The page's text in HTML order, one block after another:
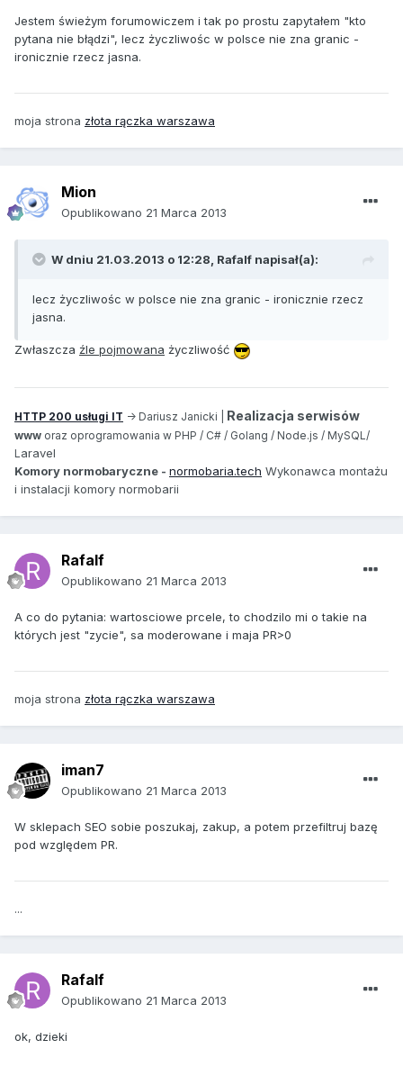
Jestem świeżym forumowiczem i tak po prostu zapytałem "kto
pytana nie błądzi", lecz życzliwośc w polsce nie zna granic -
ironicznie rzecz jasna.
moja strona złota rączka warszawa
Mion
Opublikowano 21 Marca 2013
W dniu 21.03.2013 o 12:28, Rafalf napisał(a):
lecz życzliwośc w polsce nie zna granic - ironicznie rzecz
jasna.
Zwłaszcza źle pojmowana życzliwość
HTTP 200 usługi IT -> Dariusz Janicki | Realizacja serwisów
www oraz oprogramowania w PHP / C# / Golang / Node.js / MySQL/
L aravel
Komory normobaryczne - normobaria.tech Wykonawca montażu
i instalacji komory normobarii
Rafalf
Opublikowano 21 Marca 2013
A co do pytania: wartosciowe prcele, to chodzilo mi o takie na
których jest "zycie", sa moderowane i maja PR>0
moja strona złota rączka warszawa
iman7
Opublikowano 21 Marca 2013
W sklepach SEO sobie poszukaj, zakup, a potem przefiltruj bazę
pod względem PR.
...
Rafalf
Opublikowano 21 Marca 2013
ok, dzieki